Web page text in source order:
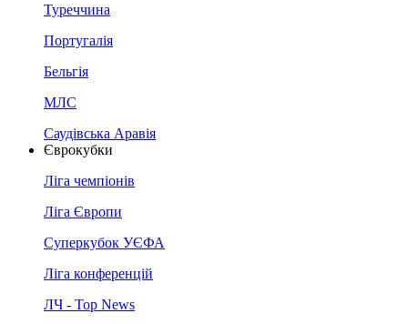
Туреччина
Португалія
Бельгія
МЛС
Саудівська Аравія
Єврокубки
Ліга чемпіонів
Ліга Європи
Суперкубок УЄФА
Ліга конференцій
ЛЧ - Top News